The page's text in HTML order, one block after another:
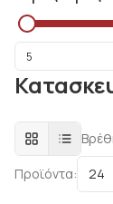
Προϊόντα: 24